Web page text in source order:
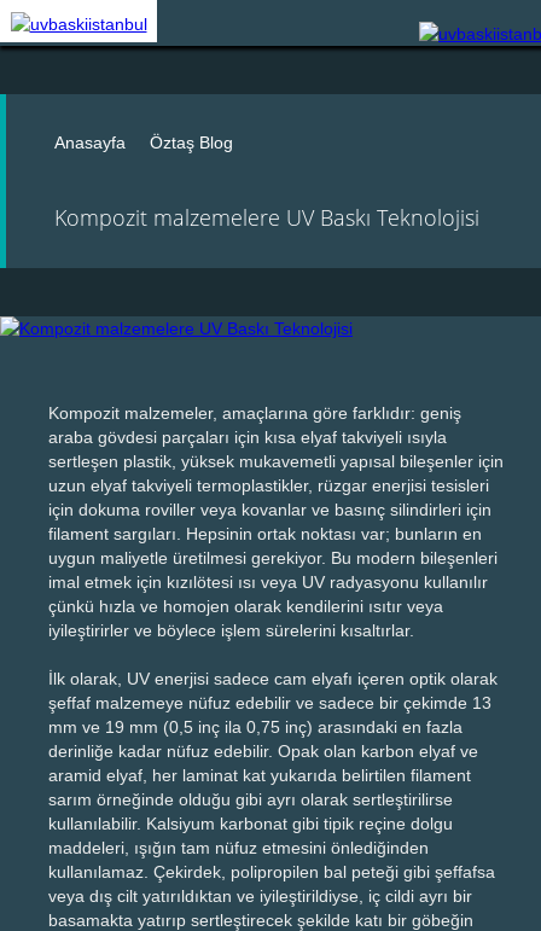
Kompozit malzemelere UV Baskı Teknolojisi
Anasayfa Öztaş Blog
Kompozit malzemeler, amaçlarına göre farklıdır: geniş
araba gövdesi parçaları için kısa elyaf takviyeli ısıyla
sertleşen plastik, yüksek mukavemetli yapısal bileşenler için
uzun elyaf takviyeli termoplastikler, rüzgar enerjisi tesisleri
için dokuma roviller veya kovanlar ve basınç silindirleri için
filament sargıları. Hepsinin ortak noktası var; bunların en
uygun maliyetle üretilmesi gerekiyor. Bu modern bileşenleri
imal etmek için kızılötesi ısı veya UV radyasyonu kullanılır
çünkü hızla ve homojen olarak kendilerini ısıtır veya
iyileştirirler ve böylece işlem sürelerini kısaltırlar.
İlk olarak, UV enerjisi sadece cam elyafı içeren optik olarak
şeffaf malzemeye nüfuz edebilir ve sadece bir çekimde 13
mm ve 19 mm (0,5 inç ila 0,75 inç) arasındaki en fazla
derinliğe kadar nüfuz edebilir. Opak olan karbon elyaf ve
aramid elyaf, her laminat kat yukarıda belirtilen filament
sarım örneğinde olduğu gibi ayrı olarak sertleştirilirse
kullanılabilir. Kalsiyum karbonat gibi tipik reçine dolgu
maddeleri, ışığın tam nüfuz etmesini önlediğinden
kullanılamaz. Çekirdek, polipropilen bal peteği gibi şeffafsa
veya dış cilt yatırıldıktan ve iyileştirildiyse, iç cildi ayrı bir
basamakta yatırıp sertleştirecek şekilde katı bir göbeğin